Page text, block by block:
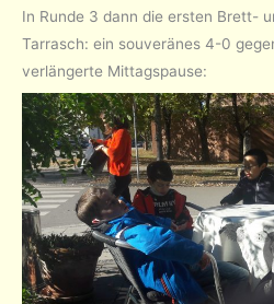
In Runde 3 dann die ersten Brett-
Tarrasch: ein souveränes 4-0
verlängerte Mittagspause: